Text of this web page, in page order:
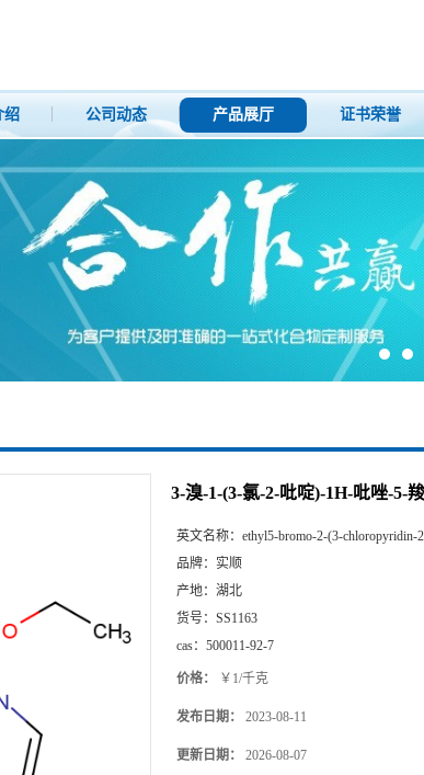
绍 公司动态 产品展厅 证书荣誉
3-溴-1-(3-氯-2-吡啶)-1H-吡唑-5-
英文名称： ethyl5-bromo-2-(3-chloropyridin-
品牌： 实顺
产地： 湖北
货号： SS1163
cas： 500011-92-7
价格： ￥1/千克
发布日期： 2023-08-11
更新日期： 2026-08-07